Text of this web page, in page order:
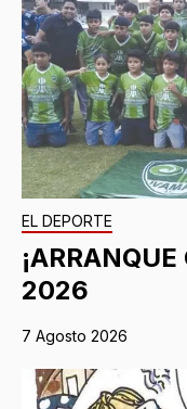
EL DEPORTE
2026
7 Agosto 2026